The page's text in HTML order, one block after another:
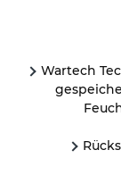
Wartech